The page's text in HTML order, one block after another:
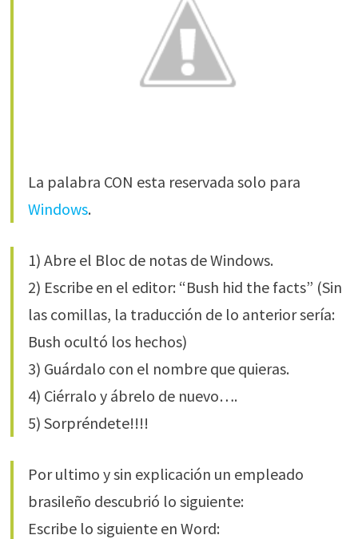
La palabra CON esta reservada solo para
Windows.
1) Abre el Bloc de notas de Windows.
2) Escribe en el editor: “Bush hid the facts” (Sin
las comillas, la traducción de lo anterior sería:
Bush ocultó los hechos)
3) Guárdalo con el nombre que quieras.
4) Ciérralo y ábrelo de nuevo….
5) Sorpréndete!!!!
Por ultimo y sin explicación un empleado
brasileño descubrió lo siguiente:
Escribe lo siguiente en Word: